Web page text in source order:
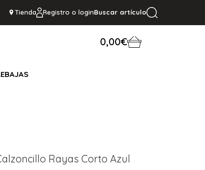
Tienda Registro o loginBuscar artículo
0,00€
Rayas Corto Azul